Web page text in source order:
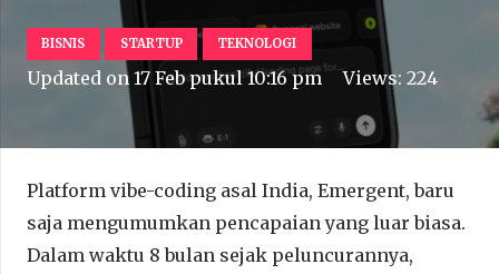
BISNIS STARTUP TEKNOLOGI
Updated on 17 Feb pukul 10:16 pm Views:224
Platform vibe-coding asal India, Emergent, baru
saja mengumumkan pencapaian yang luar biasa.
Dalam waktu 8 bulan sejak peluncurannya,